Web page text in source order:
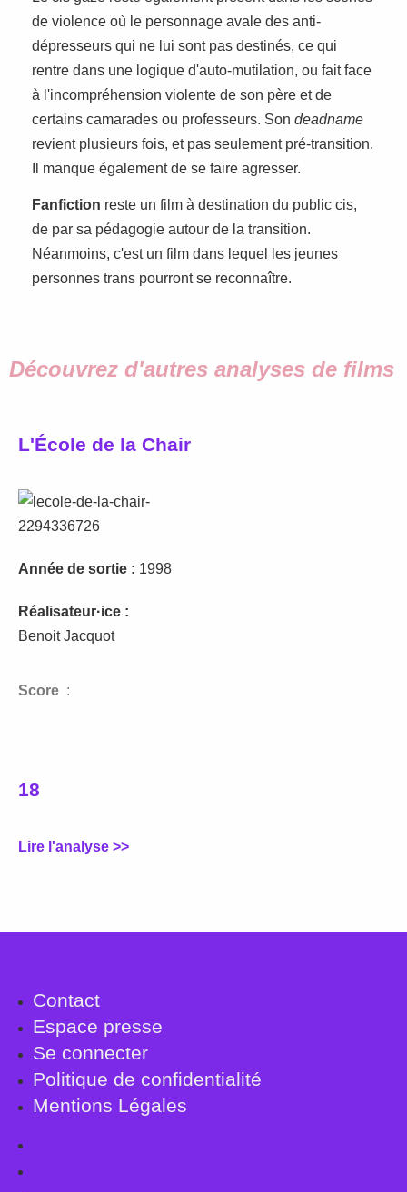
de violence où le personnage avale des anti-
dépresseurs qui ne lui sont pas destinés, ce qui
rentre dans une logique d'auto-mutilation, ou fait face
à l'incompréhension violente de son père et de
certains camarades ou professeurs. Son deadname
revient plusieurs fois, et pas seulement pré-transition.
Il manque également de se faire agresser.
Fanfiction reste un film à destination du public cis,
de par sa pédagogie autour de la transition.
Néanmoins, c'est un film dans lequel les jeunes
personnes trans pourront se reconnaître.
Découvrez d'autres analyses de films
L'École de la Chair
Année de sortie : 1998
Réalisateur·ice :
Benoit Jacquot
Score :
18
Lire l'analyse >>
Contact
Espace presse
Se connecter
Politique de confidentialité
Mentions Légales